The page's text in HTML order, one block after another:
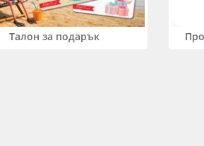
Талон за подарък